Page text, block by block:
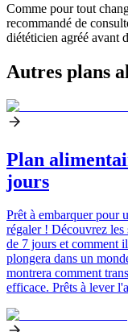
Comme pour tout
recommandé de
diététicien agréé avant
Autres plans
Plan
jours
Prêt à embarquer pour
régaler ! Découvrez les
de 7 jours et comment
plongera dans un
montrera comment
efficace. Prêts à lever